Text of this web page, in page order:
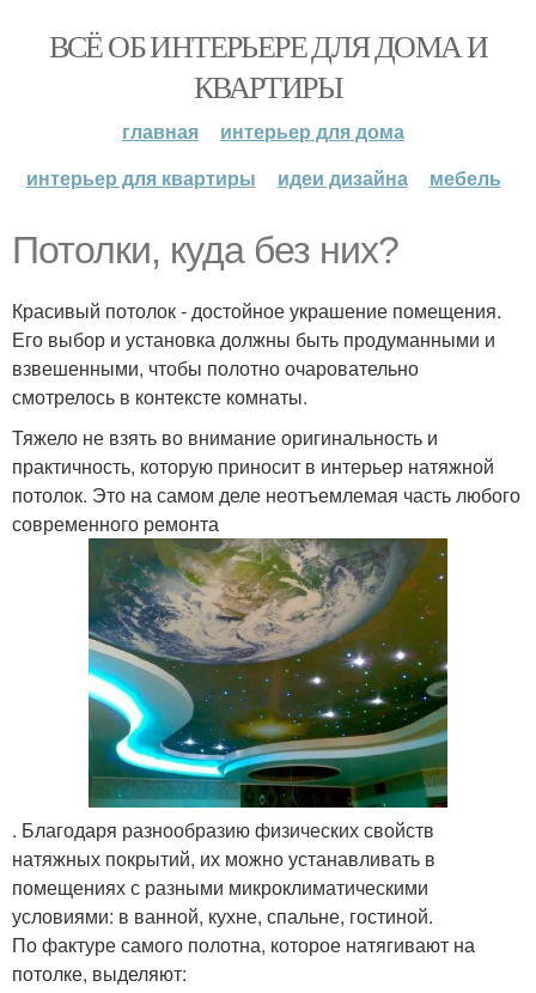
ВСЁ ОБ ИНТЕРЬЕРЕ ДЛЯ ДОМА И
КВАРТИРЫ
главная
интерьер для дома
интерьер для квартиры
идеи дизайна мебель
Потолки, куда без них?
Красивый потолок - достойное украшение помещения.
Его выбор и установка должны быть продуманными и
взвешенными, чтобы полотно очаровательно
смотрелось в контексте комнаты.
Тяжело не взять во внимание оригинальность и
практичность, которую приносит в интерьер натяжной
потолок. Это на самом деле неотъемлемая часть любого
современного ремонта
. Благодаря разнообразию физических свойств
натяжных покрытий, их можно устанавливать в
помещениях с разными микроклиматическими
условиями: в ванной, кухне, спальне, гостиной.
По фактуре самого полотна, которое натягивают на
потолке, выделяют: